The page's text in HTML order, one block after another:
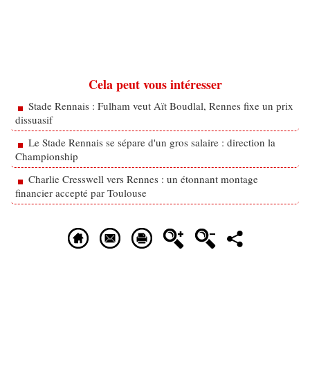
Cela peut vous intéresser
Stade Rennais : Fulham veut Aït Boudlal, Rennes fixe un prix
dissuasif
Le Stade Rennais se sépare d'un gros salaire : direction la
Championship
Charlie Cresswell vers Rennes : un étonnant montage
financier accepté par Toulouse